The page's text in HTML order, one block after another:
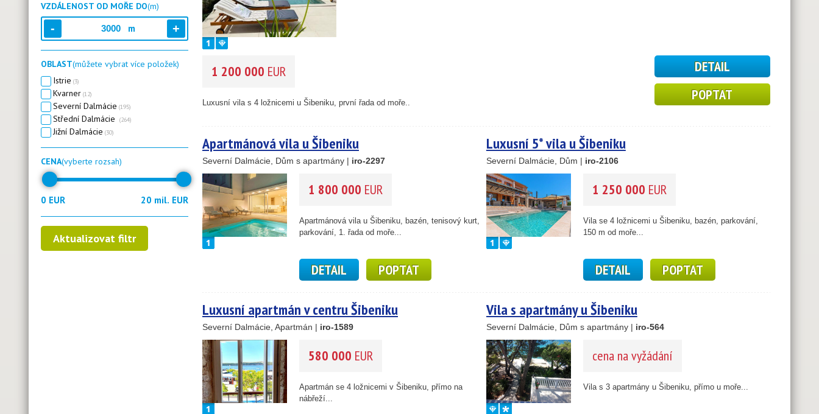
3
4
22
24
10
4
21
VZDÁLENOST OD MOŘE DO(m)
m
OBLAST(můžete vybrat více položek)
Istrie (3)
Kvarner (12)
Severní Dalmácie (195)
Střední Dalmácie (264)
Jižní Dalmácie (30)
CENA(vyberte rozsah)
1 200 000 EUR
Luxusní vila s 4 ložnicemi u Šibeniku, první řada od moře..
DETAIL
POPTAT
Apartmánová vila u Šibeniku
Severní Dalmácie, Dům s apartmány | iro-2297
1 800 000 EUR
Apartmánová vila u Šibeniku, bazén, tenisový kurt,
parkování, 1. řada od moře...
DETAIL POPTAT
Luxusní 5* vila u Šibeniku
Severní Dalmácie, Dům | iro-2106
1 250 000 EUR
Vila se 4 ložnicemi u Šibeniku, bazén, parkování,
150 m od moře...
DETAIL POPTAT
Luxusní apartmán v centru Šibeniku
Severní Dalmácie, Apartmán | iro-1589
580 000 EUR
Apartmán se 4 ložnicemi v Šibeniku, přímo na
nábřeží...
Vila s apartmány u Šibeniku
Severní Dalmácie, Dům s apartmány | iro-564
cena na vyžádání
Vila s 3 apartmány u Šibeniku, přímo u moře...